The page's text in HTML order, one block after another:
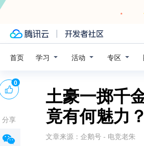
首页 学习 活动 专区
土豪一掷千
竟有何魅力？
文章来源： 企鹅号 - 电竞老朱
0
分享